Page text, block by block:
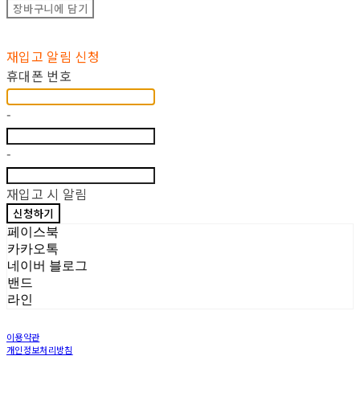
장바구니에 담기
재입고 알림 신청
휴대폰 번호
-
-
재입고 시 알림
신청하기
페이스북
카카오톡
네이버 블로그
밴드
라인
이용약관
개인정보처리방침